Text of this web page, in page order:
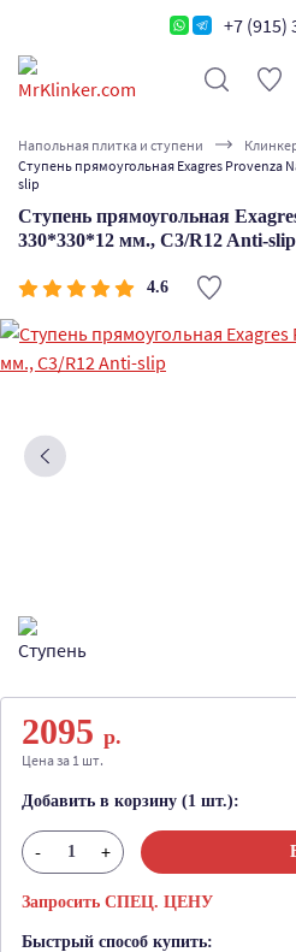
+7 (915)
Напольная плитка и ступени
Ступень прямоугольная Exagres Provenza
slip
Ступень прямоугольная
330*330*12 мм., C3/R12 Anti-slip
4.6
2095 р.
Цена за 1 шт.
Добавить в корзину (1 шт.):
- +
Запросить СПЕЦ. ЦЕНУ
Быстрый способ купить: